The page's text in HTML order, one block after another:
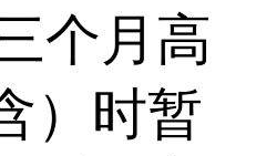
个月高
）时暂